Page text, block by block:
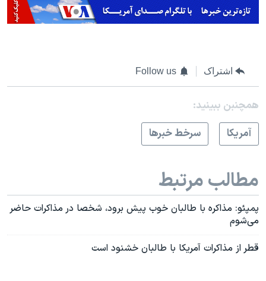
اشتراک Follow us
همچنبن ببینید:
آمريکا
سرخط خبرها
مطالب مرتبط
پمپئو: مذاکره با طالبان خوب پیش برود، شخصا در مذاکرات حاضر
می‌شوم
قطر از مذاکرات آمریکا با طالبان خشنود است